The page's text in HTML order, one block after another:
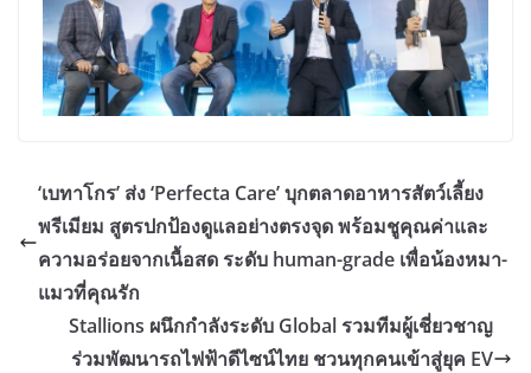
‘เบทาโกร’ ส่ง ‘Perfecta Care’ บุกตลาดอาหารสัตว์เลี้ยง
พรีเมียม สูตรปกป้องดูแลอย่างตรงจุด พร้อมชูคุณค่าและ
ความอร่อยจากเนื้อสด ระดับ human-grade เพื่อน้องหมา-
แมวที่คุณรัก
Stallions ผนึกกำลังระดับ Global รวมทีมผู้เชี่ยวชาญ
ร่วมพัฒนารถไฟฟ้าดีไซน์ไทย ชวนทุกคนเข้าสู่ยุค EV